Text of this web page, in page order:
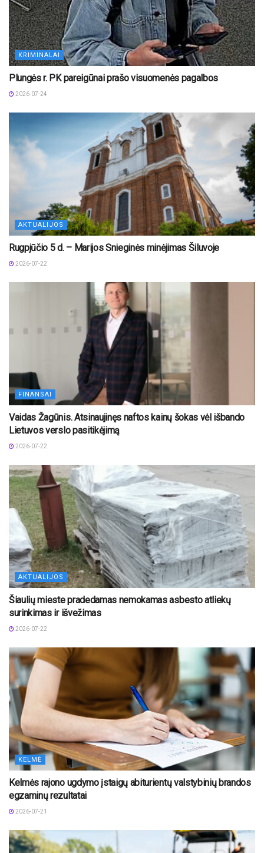
KRIMINALAI
Plungės r. PK pareigūnai prašo visuomenės pagalbos
2026-07-24
AKTUALIJOS
Rugpjūčio 5 d. – Marijos Snieginės minėjimas Šiluvoje
2026-07-22
FINANSAI
Vaidas Žagūnis. Atsinaujinęs naftos kainų šokas vėl išbando
Lietuvos verslo pasitikėjimą
2026-07-22
AKTUALIJOS
Šiaulių mieste pradedamas nemokamas asbesto atliekų
surinkimas ir išvežimas
2026-07-22
KELMĖ
Kelmės rajono ugdymo įstaigų abiturientų valstybinių brandos
egzaminų rezultatai
2026-07-21